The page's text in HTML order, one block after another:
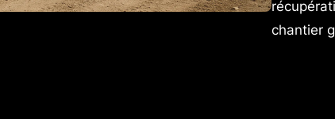
chantier